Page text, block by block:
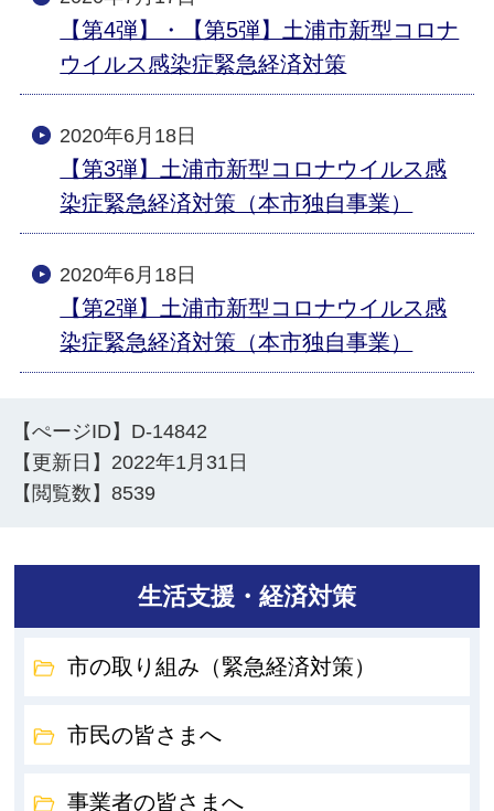
【第4弾】・【第5弾】土浦市新型コロナ
ウイルス感染症緊急経済対策
2020年6月18日
【第3弾】土浦市新型コロナウイルス感
染症緊急経済対策（本市独自事業）
2020年6月18日
【第2弾】土浦市新型コロナウイルス感
染症緊急経済対策（本市独自事業）
【ぺージID】 D-14842
【更新日】 2022年1月31日
【閲覧数】8539
生活支援・経済対策
市の取り組み（緊急経済対策）
市民の皆さまへ
事業者の皆さまへ